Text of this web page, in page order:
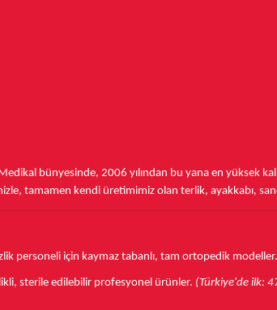
bünyesinde, 2006 yılından bu yana en yüksek
tamamen kendi üretimimiz olan terlik, ayakkabı,
personeli için kaymaz tabanlı, tam ortopedik modeller.
sterile edilebilir profesyonel ürünler. (Türkiye'de ilk: